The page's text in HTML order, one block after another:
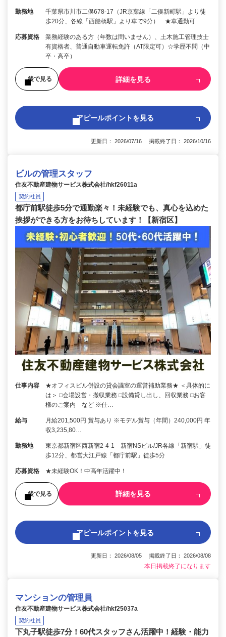
勤務地
千葉県市川市二俣678-17（JR京葉線「二俣新町駅」より徒
歩20分、各線「西船橋駅」より車で9分） ★車通勤可
応募資格
業務経験のある方（年数は問いません）、土木施工管理技士
有資格者、普通自動車運転免許（AT限定可）☆学歴不問（中
卒・高卒）
後で見る 詳細を見る
アピールポイントを見る
更新日： 2026/07/16 掲載終了日： 2026/10/16
ビルの管理スタッフ
住友不動産建物サービス株式会社/hkf26011a
契約社員
都庁前駅徒歩5分で通勤楽々！未経験でも、真心を込めた
挨拶ができる方をお待ちしています！【新宿区】
仕事内容
★オフィスビル併設の貸会議室の運営補助業務★ ＜具体的に
は＞ □会場設営・撤収業務 □設備貸し出し、回収業務 □お客
様のご案内 など ※仕…
給与
月給201,500円 賞与あり ※モデル賞与（年間）240,000円 年
収3,235,80…
勤務地
東京都新宿区西新宿2-4-1 新宿NSビル/JR各線「新宿駅」徒
歩12分、都営大江戸線「都庁前駅」徒歩5分
応募資格 ★未経験OK！中高年活躍中！
後で見る 詳細を見る
アピールポイントを見る
更新日： 2026/08/05 掲載終了日： 2026/08/08
本日掲載終了になります
マンションの管理員
住友不動産建物サービス株式会社/hkf25037a
契約社員
下丸子駅徒歩7分！60代スタッフさん活躍中！経験・能力